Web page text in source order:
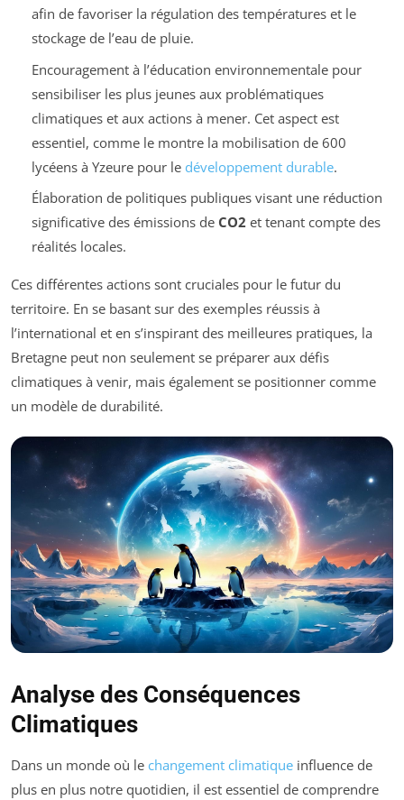
afin de favoriser la régulation des températures et le
stockage de l’eau de pluie.
Encouragement à l’éducation environnementale pour
sensibiliser les plus jeunes aux problématiques
climatiques et aux actions à mener. Cet aspect est
essentiel, comme le montre la mobilisation de 600
lycéens à Yzeure pour le développement durable.
Élaboration de politiques publiques visant une réduction
significative des émissions de CO2 et tenant compte des
réalités locales.
Ces différentes actions sont cruciales pour le futur du
territoire. En se basant sur des exemples réussis à
l’international et en s’inspirant des meilleures pratiques, la
Bretagne peut non seulement se préparer aux défis
climatiques à venir, mais également se positionner comme
un modèle de durabilité.
Analyse des Conséquences
Climatiques
Dans un monde où le changement climatique influence de
plus en plus notre quotidien, il est essentiel de comprendre